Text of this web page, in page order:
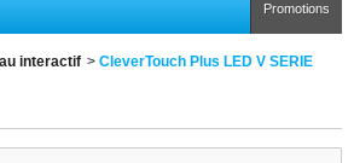
Promotions
interactif > CleverTouch Plus LED V SERIE